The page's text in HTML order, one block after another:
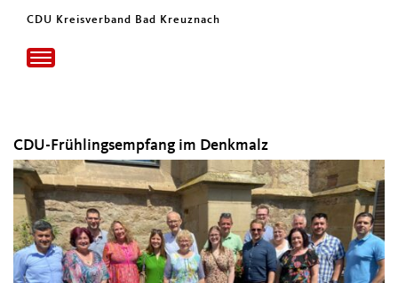
CDU Kreisverband Bad Kreuznach
Toggle
navigation
CDU-Frühlingsempfang im Denkmalz